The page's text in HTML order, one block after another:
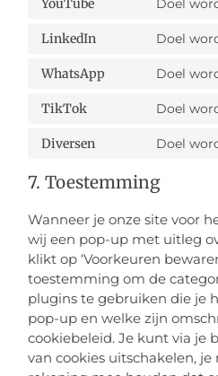
YouTube
LinkedIn Doel
WhatsApp Doel
TikTok Doel
Diversen Doel
7. Toestemming
Wanneer je onze site voor
wij een pop-up met uitleg
klikt op ‘Voorkeuren
toestemming om de
plugins te gebruiken die je
pop-up en welke zijn
cookiebeleid. Je kunt via je
van cookies uitschakelen,